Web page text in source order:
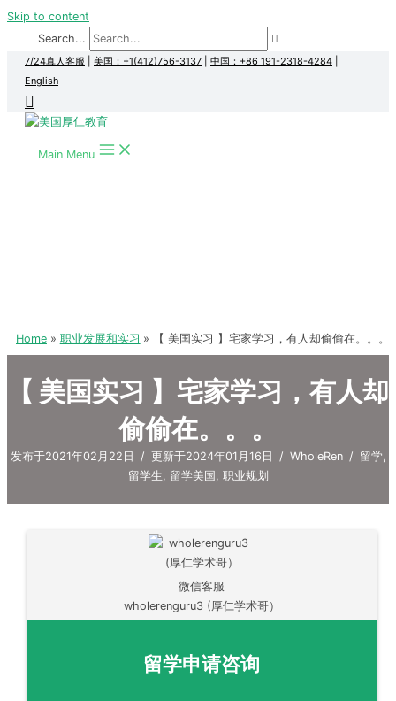
Skip to content
Search...
7/24真人客服 美国：+1(412)756-3137 中国：+86 191-2318-4284
English
Main Menu
Home 职业发展和实习 【 美国实习 】宅家学习，有人却偷偷在。。。
【 美国实习 】宅家学习，有人却
偷偷在。。。
发布于2021年02月22日 / 更新于2024年01月16日 / WholeRen / 留学,
留学生, 留学美国 , 职业规划
微信客服
wholerenguru3 (厚仁学术哥）
留学申请咨询